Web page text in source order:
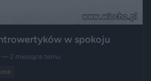
w spokoju
— 2 miesiące temu